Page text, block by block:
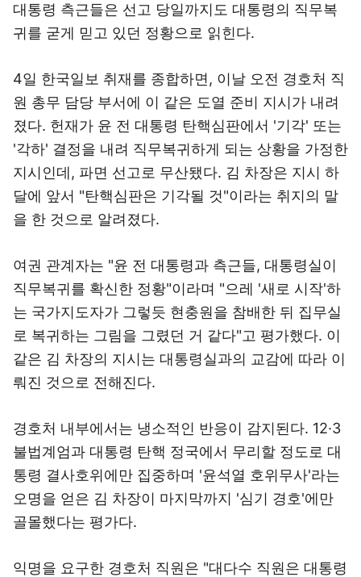
대통령 측근들은 선고 당일까지도 대통령의 직무복
귀를 굳게 믿고 있던 정황으로 읽힌다.
4일 한국일보 취재를 종합하면, 이날 오전 경호처 직
원 총무 담당 부서에 이 같은 도열 준비 지시가 내려
졌다. 헌재가 윤 전 대통령 탄핵심판에서 '기각' 또는
'각하' 결정을 내려 직무복귀하게 되는 상황을 가정한
지시인데, 파면 선고로 무산됐다. 김 차장은 지시 하
달에 앞서 "탄핵심판은 기각될 것"이라는 취지의 말
을 한 것으로 알려졌다.
여권 관계자는 "윤 전 대통령과 측근들, 대통령실이
직무복귀를 확신한 정황"이라며 "으레 '새로 시작'하
는 국가지도자가 그렇듯 현충원을 참배한 뒤 집무실
로 복귀하는 그림을 그렸던 거 같다"고 평가했다. 이
같은 김 차장의 지시는 대통령실과의 교감에 따라 이
뤄진 것으로 전해진다.
경호처 내부에서는 냉소적인 반응이 감지된다. 12·3
불법계엄과 대통령 탄핵 정국에서 무리할 정도로 대
통령 결사호위에만 집중하며 '윤석열 호위무사'라는
오명을 얻은 김 차장이 마지막까지 '심기 경호'에만
골몰했다는 평가다.
익명을 요구한 경호처 직원은 "대다수 직원은 대통령